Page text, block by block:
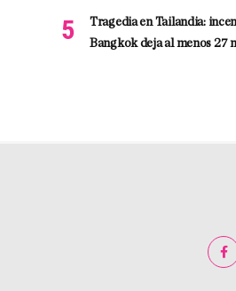
Tragedia en Tailandia:
Bangkok deja al menos 27